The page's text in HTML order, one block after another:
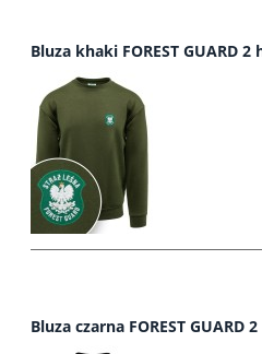
Bluza khaki FOREST GUARD
Bluza czarna FOREST GUARD